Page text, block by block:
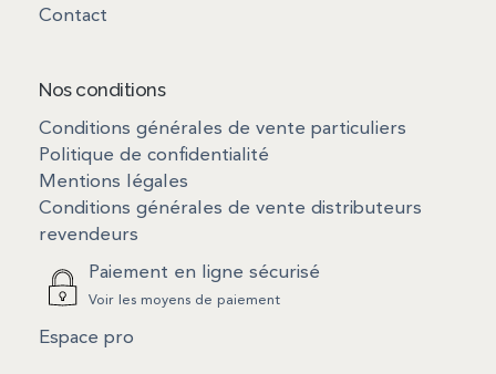
Contact
Nos conditions
Conditions générales de vente particuliers
Politique de confidentialité
Mentions légales
Conditions générales de vente distributeurs
revendeurs
Paiement en ligne sécurisé
Voir les moyens de paiement
Espace pro